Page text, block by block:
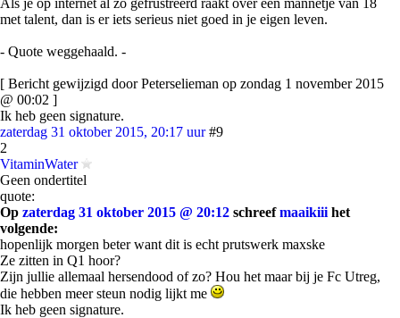
Als je op internet al zo gefrustreerd raakt over een mannetje van 18
met talent, dan is er iets serieus niet goed in je eigen leven.
- Quote weggehaald. -
[ Bericht gewijzigd door Peterselieman op zondag 1 november 2015
@ 00:02 ]
Ik heb geen signature.
zaterdag 31 oktober 2015, 20:17 uur #9
2
VitaminWater
Geen ondertitel
quote:
Op zaterdag 31 oktober 2015 @ 20:12 schreefmaaikiii het
volgende:
hopenlijk morgen beter want dit is echt prutswerk maxske
Ze zitten in Q1 hoor?
Zijn jullie allemaal hersendood of zo? Hou het maar bij je Fc Utreg,
die hebben meer steun nodig lijkt me
Ik heb geen signature.